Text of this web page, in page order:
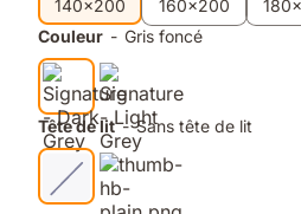
la
chambre.
qui
ne
se
démode
jamais.
durables
et
faciles
à
ouvrir.
140x200
160x200
Couleur - Gris foncé
Tête de lit - Sans tête de lit